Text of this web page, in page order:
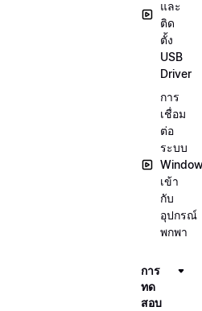
และ
ติด
ตั้ง
USB
Driver
การ
เชื่อม
ต่อ
ระบบ
เข้า
กับ
อุปกรณ์
พกพา
การ
ทด
สอบ